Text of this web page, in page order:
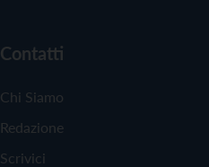
Contatti
Chi Siamo
Redazione
Scrivici